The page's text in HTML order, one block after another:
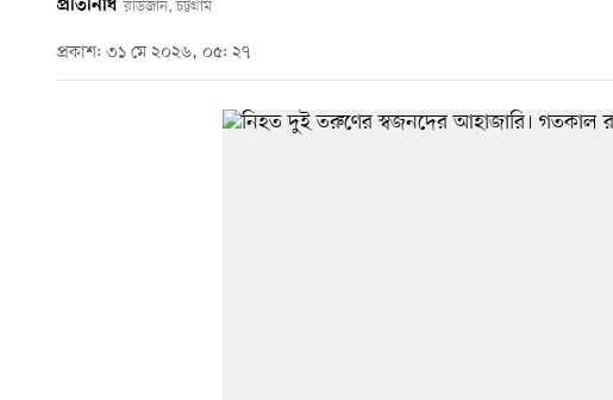
প্রতিনিধি রাউজান, চট্টগ্রাম
প্রকাশ: ৩১ মে ২০২৬, ০৫: ২৭